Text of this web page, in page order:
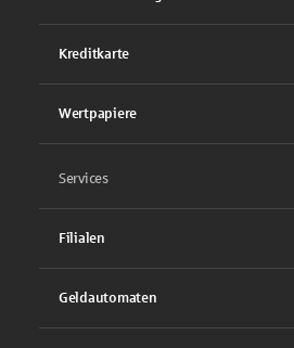
Kreditkarte
Wertpapiere
Services
Filialen
Geldautomaten